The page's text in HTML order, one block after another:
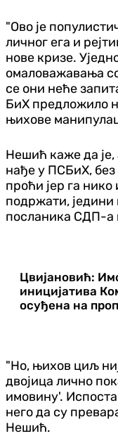
"Ово је
личног ега и
нове кризе.
омаловажавања
се они неће
БиХ предложило
њихове
Нешић каже да је,
нађе у ПСБиХ, без
проћи јер га
подржати,
посланика СДП-
Цвијановић:
иницијатива
осуђена на
"Но, њихов циљ
двојица лично
имовину'.
него да су
Нешић.